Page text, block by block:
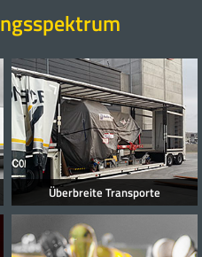
Überbreite Transporte